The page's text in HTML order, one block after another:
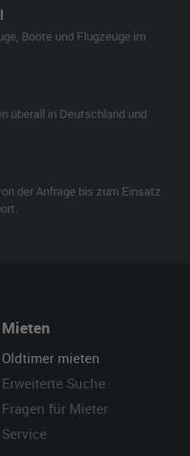
Boote und Flugzeuge im
überall in Deutschland und
der Anfrage bis zum Einsatz
Mieten
Oldtimer mieten
Erweiterte Suche
Fragen für Mieter
Service